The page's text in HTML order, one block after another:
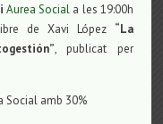
Aurea Social a les 19:00h
de Xavi López “La
, publicat per
Social amb 30%